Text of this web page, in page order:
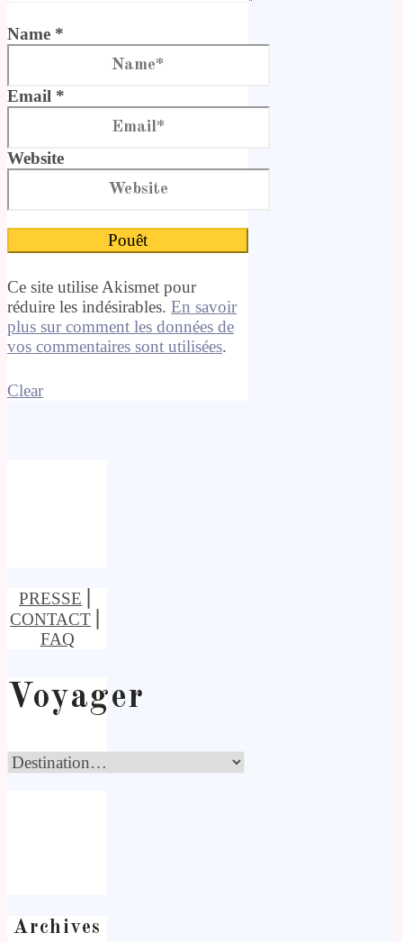
Name *
Email *
Website
Ce site utilise Akismet pour
réduire les indésirables. En savoir
plus sur comment les données de
vos commentaires sont utilisées.
Clear
PRESSE
CONTACT
FAQ
Voyager
Archives